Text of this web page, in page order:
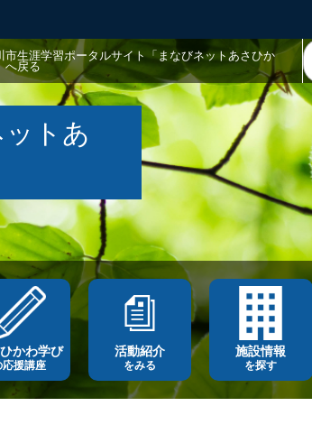
市生涯学習ポータルサイト「まなびネットあさひか
へ戻る
トあ
かわ学び
応援講座
活動紹介
をみる
施設情報
を探す